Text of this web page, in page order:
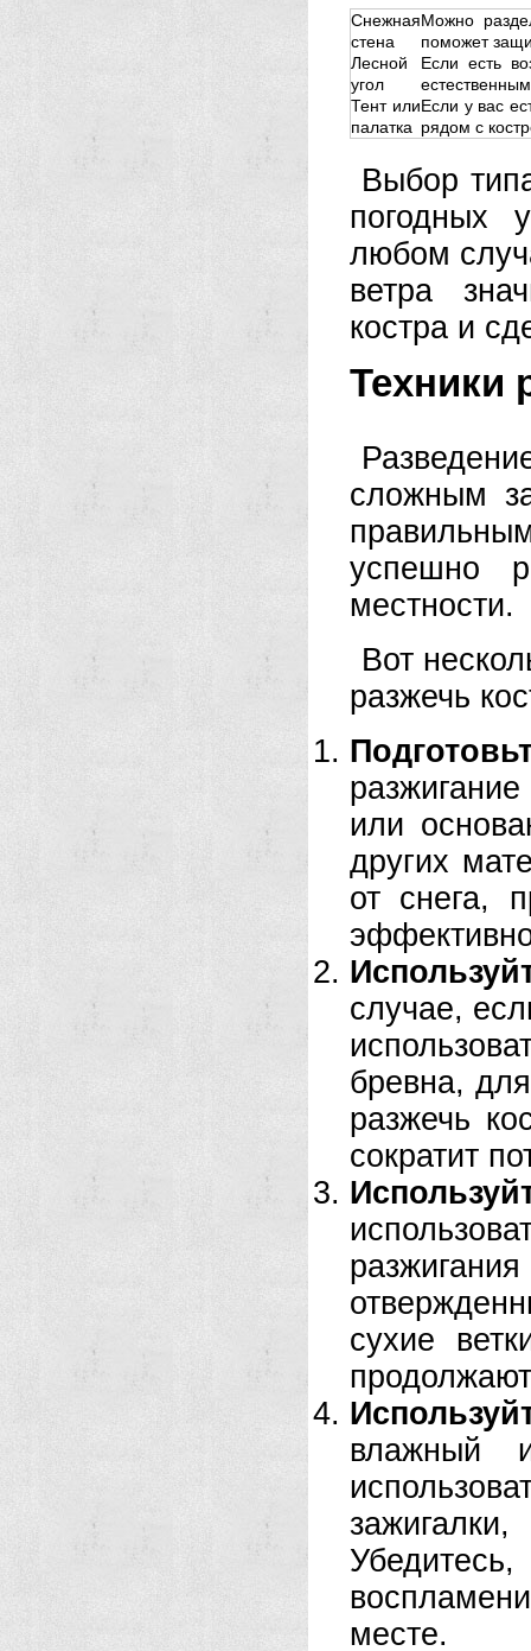
Снежная
стена
Можно
поможет
Лесной
угол
Если есть
Тент или
палатка
Если у вас
рядом с
Выбор
погодных
любом
ветра
костра и
Техники
сложным
успешно
местности.
Вот
разжечь
или
других
от снега,
случае,
бревна,
разжечь
сократит
сухие
влажный
месте.